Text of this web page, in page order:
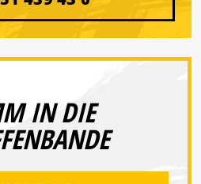
IN DIE